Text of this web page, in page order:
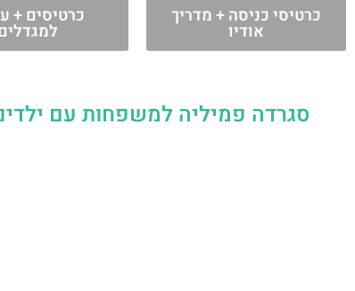
כרטיסי כניסה + מדריך
אודיו
כרטיסים +
סגרדה פמיליה למשפחות עם